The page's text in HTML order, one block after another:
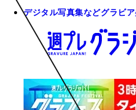
デジタル写真集などグラビ